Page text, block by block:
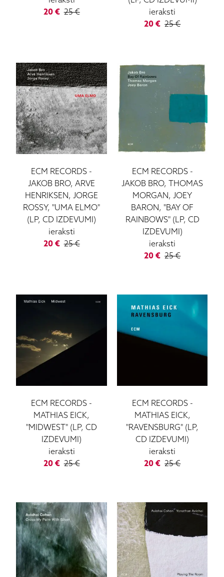
20€ 25€
ieraksti
20 € 25€
ECM RECORDS -
JAKOB BRO, ARVE
HENRIKSEN, JORGE
ROSSY, "UMA ELMO"
(LP, CD IZDEVUMI)
ieraksti
20€ 25€
ECM RECORDS -
JAKOB BRO, THOMAS
MORGAN, JOEY
BARON, "BAY OF
RAINBOWS" (LP, CD
IZDEVUMI)
ieraksti
20 € 25€
ECM RECORDS -
MATHIAS EICK,
"MIDWEST" (LP, CD
IZDEVUMI)
ieraksti
20€ 25€
ECM RECORDS -
MATHIAS EICK,
"RAVENSBURG" (LP,
CD IZDEVUMI)
ieraksti
20 € 25€